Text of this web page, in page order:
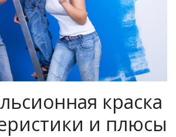
краска
и плюсы